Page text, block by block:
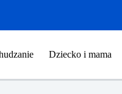
Dziecko i mama